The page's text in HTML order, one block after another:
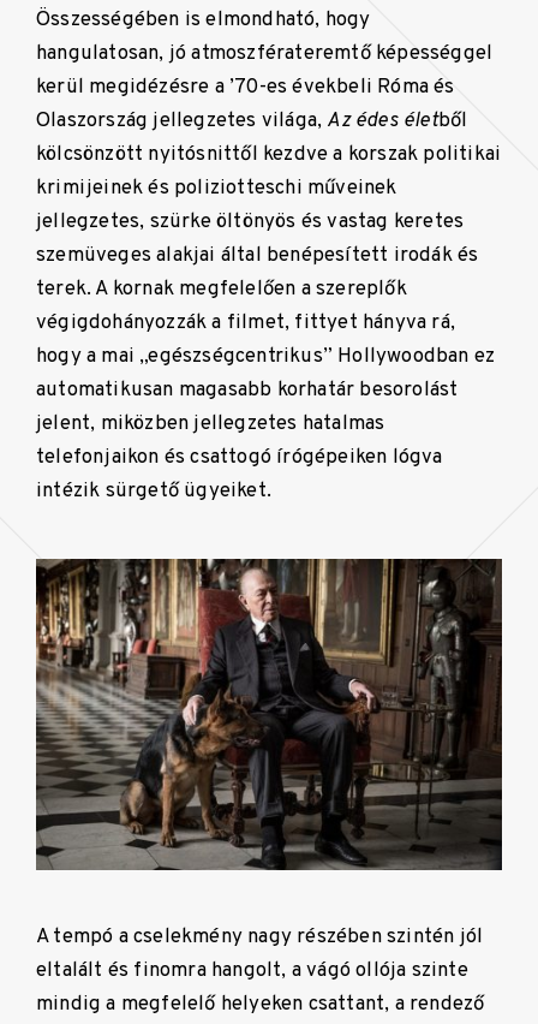
Összességében is elmondható, hogy
hangulatosan, jó atmoszférateremtő képességgel
kerül megidézésre a ’70-es évekbeli Róma és
Olaszország jellegzetes világa, Az édes életből
kölcsönzött nyitósnittől kezdve a korszak politikai
krimijeinek és poliziotteschi műveinek
jellegzetes, szürke öltönyös és vastag keretes
szemüveges alakjai által benépesített irodák és
terek. A kornak megfelelően a szereplők
végigdohányozzák a filmet, fittyet hányva rá,
hogy a mai „egészségcentrikus” Hollywoodban ez
automatikusan magasabb korhatár besorolást
jelent, miközben jellegzetes hatalmas
telefonjaikon és csattogó írógépeiken lógva
intézik sürgető ügyeiket.
A tempó a cselekmény nagy részében szintén jól
eltalált és finomra hangolt, a vágó ollója szinte
mindig a megfelelő helyeken csattant, a rendező